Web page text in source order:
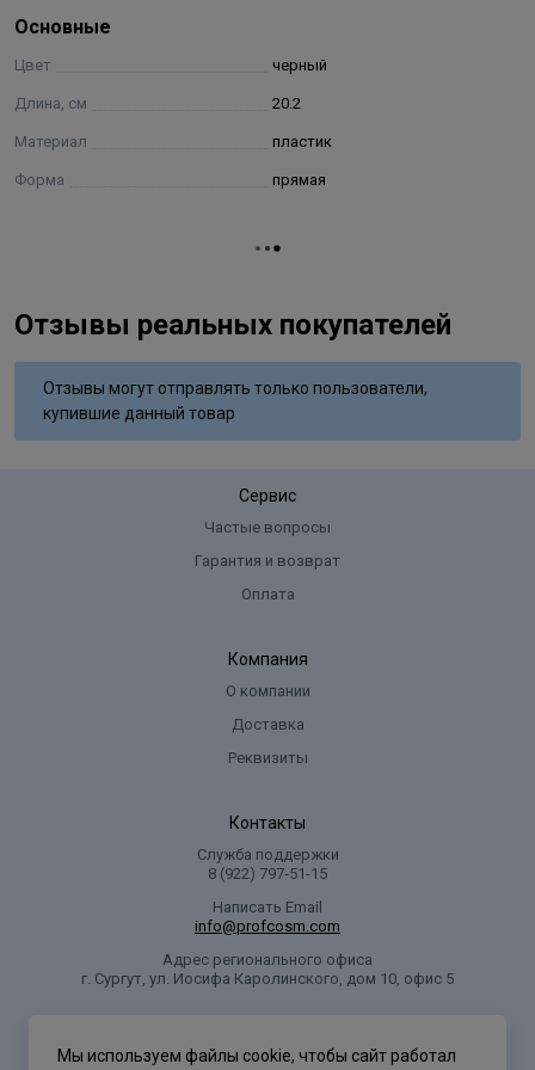
Основные
Цвет черный
Длина, см 20.2
Материал пластик
Форма прямая
Отзывы реальных покупателей
Отзывы могут отправлять только пользователи,
купившие данный товар
Сервис
Частые вопросы
Гарантия и возврат
Оплата
Компания
О компании
Доставка
Реквизиты
Контакты
Служба поддержки
8 (922) 797‑51-15
Написать Email
info@profcosm.com
Адрес регионального офиса
г. Сургут, ул. Иосифа Каролинского, дом 10, офис 5
Мы используем файлы cookie, чтобы сайт работал